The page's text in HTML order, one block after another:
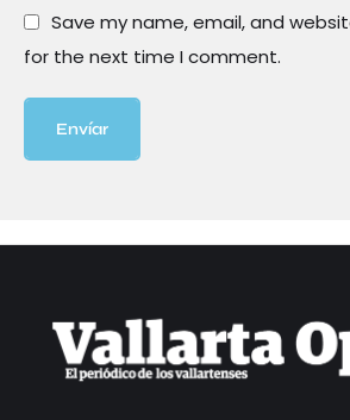
Save my name, email, and
for the next time I comment.
Envíar